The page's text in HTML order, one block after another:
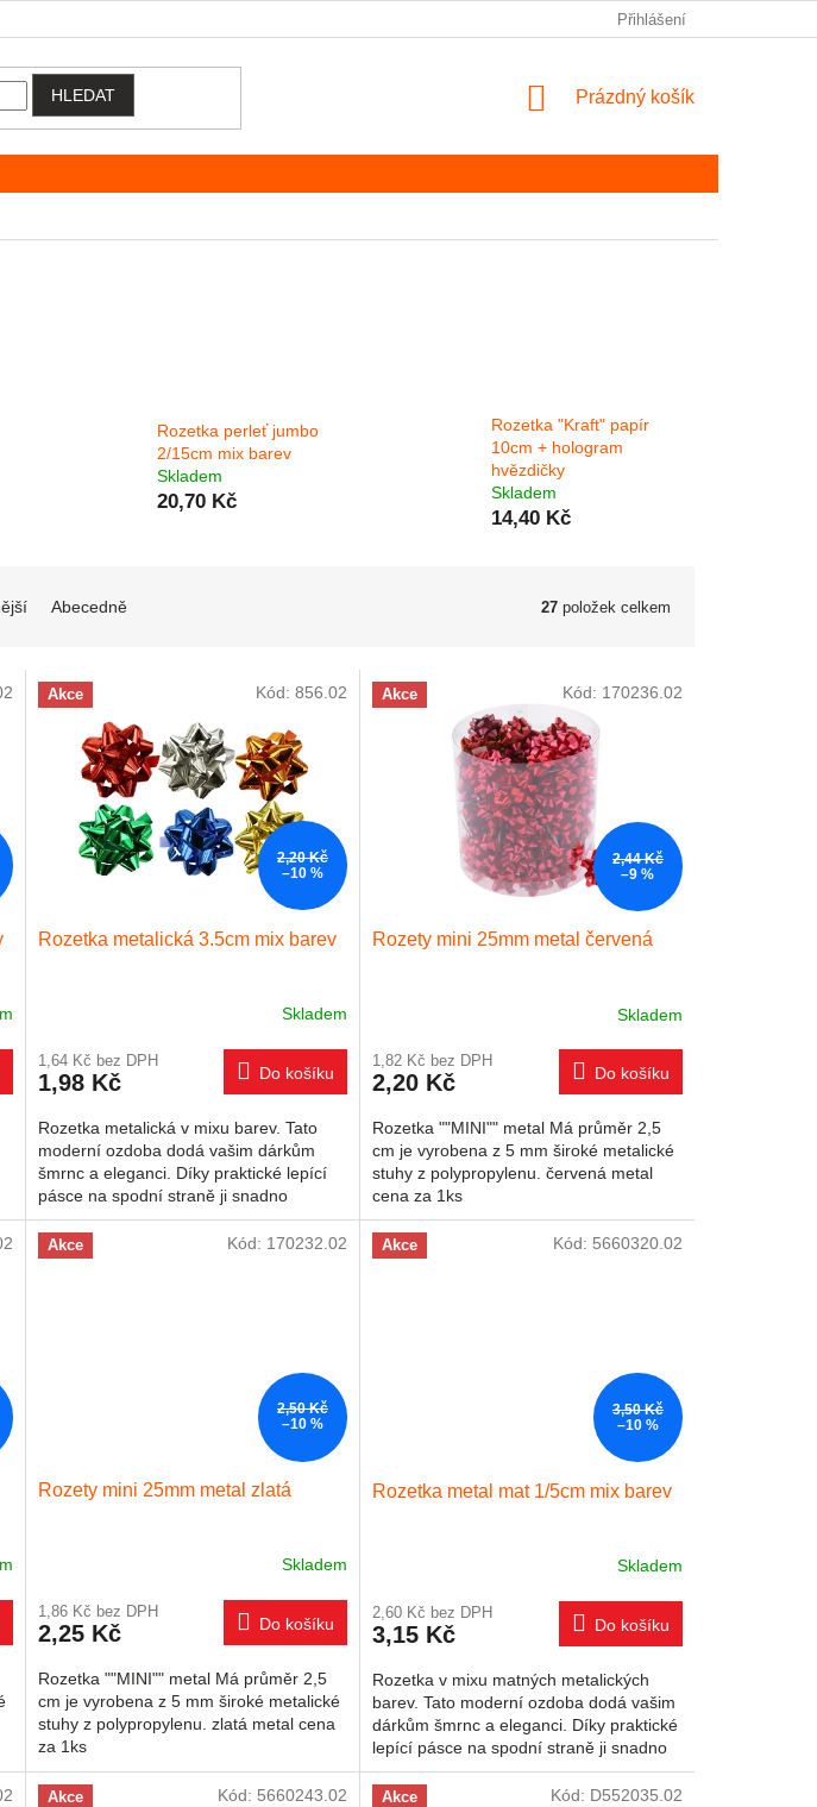
Přihlášení
HLEDAT NÁKUPNÍ KOŠÍK
Prázdný košík
Rozetka perleť jumbo
2/15cm mix barev
Skladem
20,70 Kč
Rozetka "Kraft" papír
10cm + hologram
hvězdičky
Skladem
14,40 Kč
Abecedně 27 položek celkem
Akce
2,20 Kč
–10 %
Rozetka metalická 3.5cm mix barev
Skladem
1,64 Kč bez DPH
1,98 Kč Do košíku
Rozetka metalická v mixu barev. Tato
moderní ozdoba dodá vašim dárkům
šmrnc a eleganci. Díky praktické lepící
pásce na spodní straně ji snadno
připevníte na jakoukoli...
Kód: 856.02 Akce
2,44 Kč
–9 %
Rozety mini 25mm metal červená
Skladem
1,82 Kč bez DPH
2,20 Kč Do košíku
Rozetka ""MINI"" metal Má průměr 2,5
cm je vyrobena z 5 mm široké metalické
stuhy z polypropylenu. červená metal
cena za 1ks
Kód: 170236.02
Akce
2,50 Kč
–10 %
Rozety mini 25mm metal zlatá
Skladem
1,86 Kč bez DPH
2,25 Kč Do košíku
Rozetka ""MINI"" metal Má průměr 2,5
cm je vyrobena z 5 mm široké metalické
stuhy z polypropylenu. zlatá metal cena
za 1ks
Kód: 170232.02 Akce
3,50 Kč
–10 %
Rozetka metal mat 1/5cm mix barev
Skladem
2,60 Kč bez DPH
3,15 Kč Do košíku
Rozetka v mixu matných metalických
barev. Tato moderní ozdoba dodá vašim
dárkům šmrnc a eleganci. Díky praktické
lepící pásce na spodní straně ji snadno
připevníte na jakoukoli...
Kód: 5660320.02
Akce Kód: 5660243.02 Akce Kód: D552035.02